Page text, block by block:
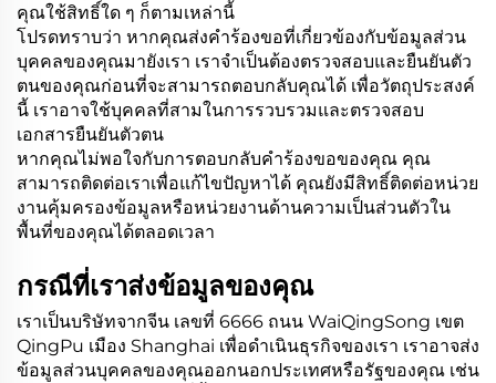
คุณใช้สิทธิ์ใด ๆ ก็ตามเหล่านี้
โปรดทราบว่า หากคุณส่งคำร้องขอที่เกี่ยวข้องกับข้อมูลส่วน
บุคคลของคุณมายังเรา เราจำเป็นต้องตรวจสอบและยืนยันตัว
ตนของคุณก่อนที่จะสามารถตอบกลับคุณได้ เพื่อวัตถุประสงค์
นี้ เราอาจใช้บุคคลที่สามในการรวบรวมและตรวจสอบ
เอกสารยืนยันตัวตน
หากคุณไม่พอใจกับการตอบกลับคำร้องขอของคุณ คุณ
สามารถติดต่อเราเพื่อแก้ไขปัญหาได้ คุณยังมีสิทธิ์ติดต่อหน่วย
งานคุ้มครองข้อมูลหรือหน่วยงานด้านความเป็นส่วนตัวใน
พื้นที่ของคุณได้ตลอดเวลา
กรณีที่เราส่งข้อมูลของคุณ
เราเป็นบริษัทจากจีน เลขที่ 6666 ถนน WaiQingSong เขต
QingPu เมือง Shanghai เพื่อดำเนินธุรกิจของเรา เราอาจส่ง
ข้อมูลส่วนบุคคลของคุณออกนอกประเทศหรือรัฐของคุณ เช่น